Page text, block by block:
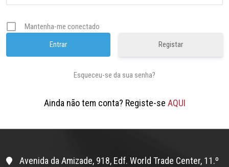
Mantenha-me conectado
Registar
Esqueceu-se da sua senha?
Ainda não tem conta? Registe-se AQUI
Avenida da Amizade, 918, Edf. World Trade Center, 11.º